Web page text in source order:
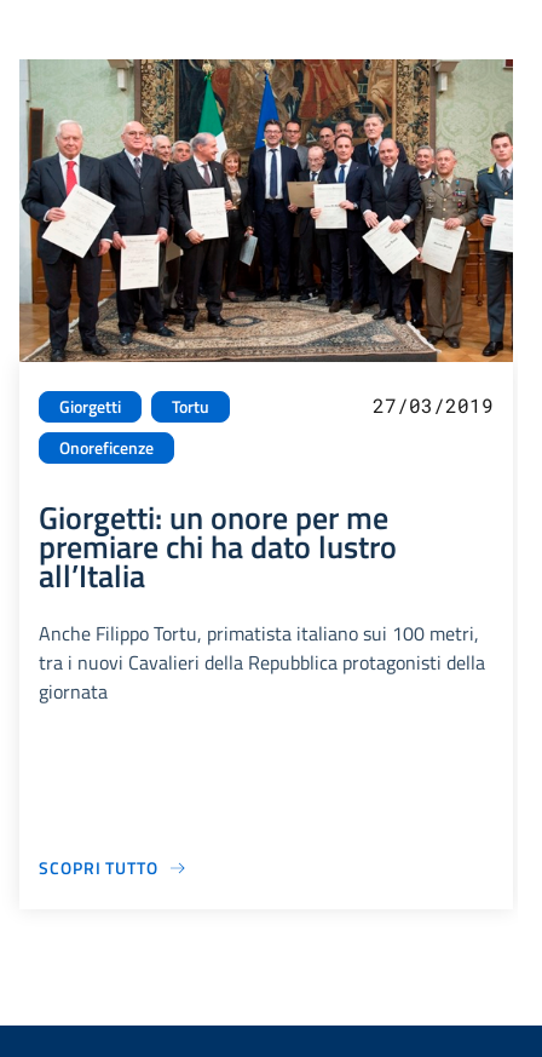
Giorgetti
Tortu
Onoreficenze
27/03/2019
Giorgetti: un onore per me
premiare chi ha dato lustro
all’Italia
Anche Filippo Tortu, primatista italiano sui 100 metri,
tra i nuovi Cavalieri della Repubblica protagonisti della
giornata
SCOPRI TUTTO